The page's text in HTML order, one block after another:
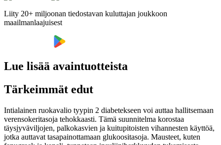
Liity 20+ miljoonan tiedostavan kuluttajan joukkoon
maailmanlaajuisest
Lue lisää avaintuotteista
Tärkeimmät edut
Intialainen ruokavalio tyypin 2 diabetekseen voi auttaa hallitsemaan
verensokeritasoja tehokkaasti. Tämä suunnitelma korostaa
täysjyväviljojen, palkokasvien ja kuitupitoisten vihannesten käyttöä,
jotka auttavat tasapainottamaan glukoositasoja. Mausteet, kuten